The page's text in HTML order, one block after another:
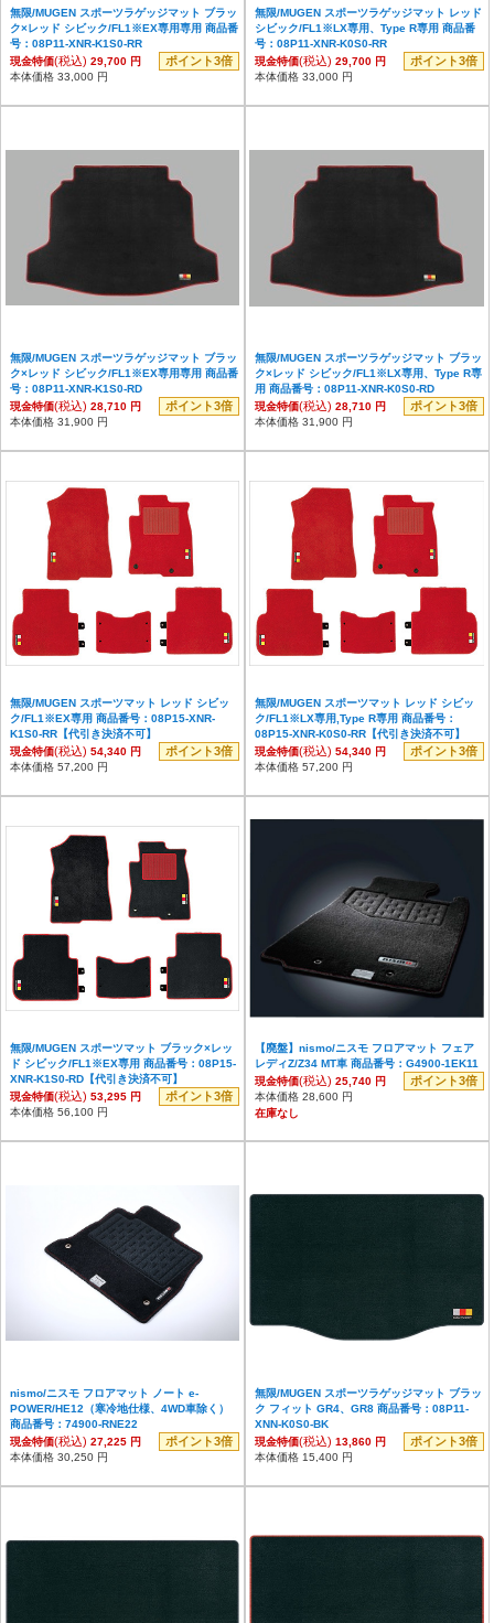
無限/MUGEN スポーツラゲッジマット ブラッ
ク×レッド シビック/FL1※EX専用専用 商品番
号：08P11-XNR-K1S0-RR
現金特価(税込) 29,700 円 ポイント3倍
本体価格 33,000 円
無限/MUGEN スポーツラゲッジマット レッド
シビック/FL1※LX専用、Type R専用 商品番
号：08P11-XNR-K0S0-RR
現金特価(税込) 29,700 円 ポイント3倍
本体価格 33,000 円
無限/MUGEN スポーツラゲッジマット ブラッ
ク×レッド シビック/FL1※EX専用専用 商品番
号：08P11-XNR-K1S0-RD
現金特価(税込) 28,710 円 ポイント3倍
本体価格 31,900 円
無限/MUGEN スポーツラゲッジマット ブラッ
ク×レッド シビック/FL1※LX専用、Type R専
用 商品番号：08P11-XNR-K0S0-RD
現金特価(税込) 28,710 円 ポイント3倍
本体価格 31,900 円
無限/MUGEN スポーツマット レッド シビッ
ク/FL1※EX専用 商品番号：08P15-XNR-
K1S0-RR【代引き決済不可】
現金特価(税込) 54,340 円 ポイント3倍
本体価格 57,200 円
無限/MUGEN スポーツマット レッド シビッ
ク/FL1※LX専用,Type R専用 商品番号：
08P15-XNR-K0S0-RR【代引き決済不可】
現金特価(税込) 54,340 円 ポイント3倍
本体価格 57,200 円
無限/MUGEN スポーツマット ブラック×レッ
ド シビック/FL1※EX専用 商品番号：08P15-
XNR-K1S0-RD【代引き決済不可】
現金特価(税込) 53,295 円 ポイント3倍
本体価格 56,100 円
【廃盤】nismo/ニスモ フロアマット フェア
レディZ/Z34 MT車 商品番号：G4900-1EK11
現金特価(税込) 25,740 円 ポイント3倍
本体価格 28,600 円
在庫なし
nismo/ニスモ フロアマット ノート e-
POWER/HE12（寒冷地仕様、4WD車除く）
商品番号：74900-RNE22
現金特価(税込) 27,225 円 ポイント3倍
本体価格 30,250 円
無限/MUGEN スポーツラゲッジマット ブラッ
ク フィット GR4、GR8 商品番号：08P11-
XNN-K0S0-BK
現金特価(税込) 13,860 円 ポイント3倍
本体価格 15,400 円